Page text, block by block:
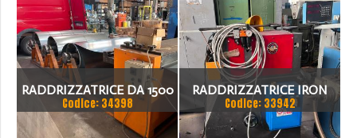
RADDRIZZATRICE DA 1500
Codice: 34398
RADDRIZZATRICE IRON
500X4 MM
Codice: 33942